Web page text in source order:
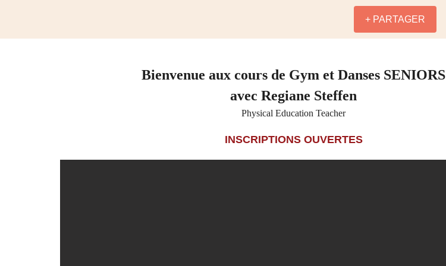
+ PARTAGER
Bienvenue aux cours de Gym et Danses SENIORS
avec Regiane Steffen
Physical Education Teacher
INSCRIPTIONS OUVERTES